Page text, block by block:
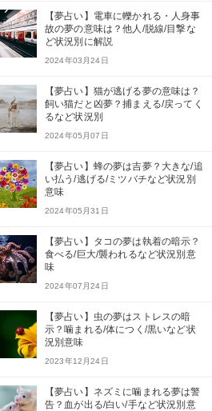
【夢占い】電車に轢かれる・人身事
故の夢の意味は？他人/脱線/目撃な
ど状況別に解説
2024年03月24日
【夢占い】猫が逃げる夢の意味は？
飼い猫だと凶夢？捕まえる/戻ってく
るなど状況別
2024年05月07日
【夢占い】蜂の夢は吉夢？大きな/追
い払う/逃げる/ミツバチなど状況別
意味
2024年05月31日
【夢占い】タコの夢は執着の暗示？
食べる/巨大/襲われるなど状況別意
味
2024年07月24日
【夢占い】虫の夢はストレスの暗
示？噛まれる/体につく/黒いなど状
況別意味
2023年12月24日
【夢占い】ネズミに噛まれる夢は警
告？血が出る/白い/手など状況別意